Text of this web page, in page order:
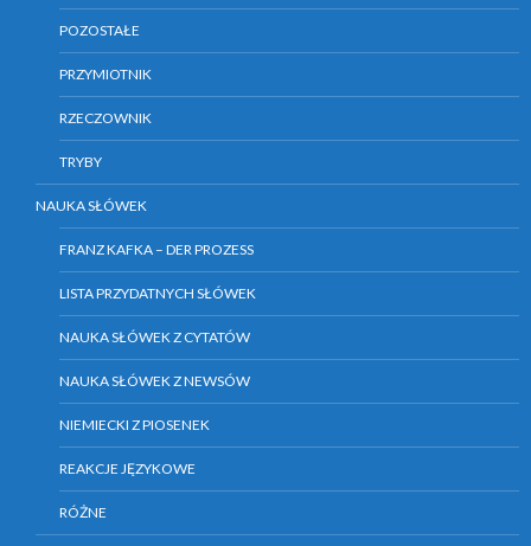
POZOSTAŁE
PRZYMIOTNIK
RZECZOWNIK
TRYBY
NAUKA SŁÓWEK
FRANZ KAFKA – DER PROZESS
LISTA PRZYDATNYCH SŁÓWEK
NAUKA SŁÓWEK Z CYTATÓW
NAUKA SŁÓWEK Z NEWSÓW
NIEMIECKI Z PIOSENEK
REAKCJE JĘZYKOWE
RÓŻNE